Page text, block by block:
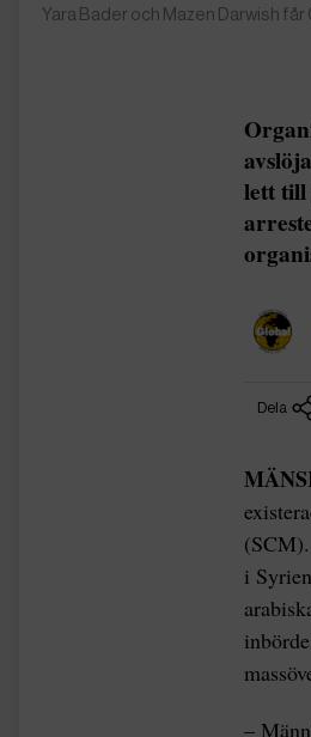
Yara Bader och Mazen Darwish
lett till
Dela
i
–